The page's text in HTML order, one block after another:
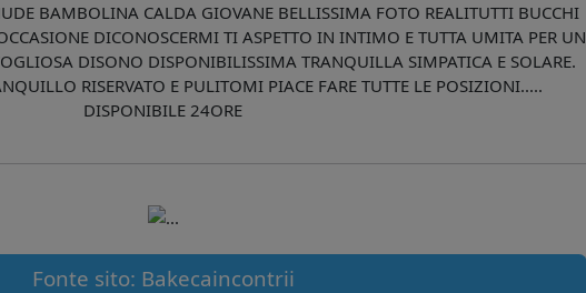
BAMBOLINA CALDA GIOVANE BELLISSIMA FOTO REALITUTTI BUCCHI
DICONOSCERMI TI ASPETTO IN INTIMO E TUTTA UMITA PER UN
DISONO DISPONIBILISSIMA TRANQUILLA SIMPATICA E SOLARE.
RISERVATO E PULITOMI PIACE FARE TUTTE LE POSIZIONI.....
DISPONIBILE 24ORE
Fonte sito: Bakecaincontrii